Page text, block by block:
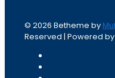
© 2026 Betheme by
Reserved | Powered by